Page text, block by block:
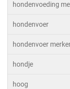
hondenvoeding
hondenvoer
hondenvoer
hondje
hoog